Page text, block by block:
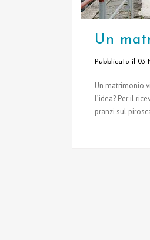
Un
Pubblicato il 03
Un matrimonio
l’idea? Per il
pranzi sul